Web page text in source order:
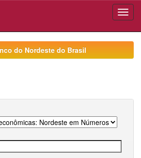
do Nordeste do Brasil